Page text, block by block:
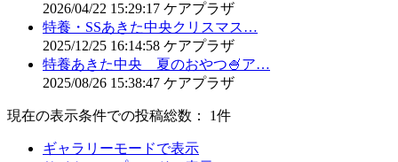
2026/04/22 15:29:17 ケアプラザ
特養・SSあきた中央クリスマス…
2025/12/25 16:14:58 ケアプラザ
特養あきた中央 夏のおやつ🍧ア…
2025/08/26 15:38:47 ケアプラザ
現在の表示条件での投稿総数： 1件
ギャラリーモードで表示